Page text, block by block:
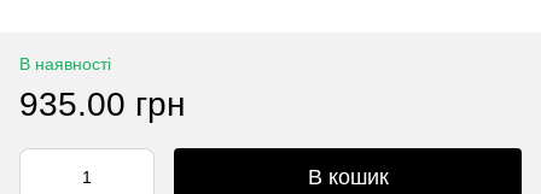
В наявності
935.00 грн
В кошик